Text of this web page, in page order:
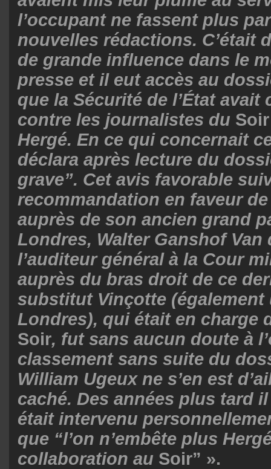
l’occupant ne fassent plus
nouvelles rédactions. C’était
de grande influence dans le
presse et il eut accès au
que la Sécurité de l’État avait
contre les journalistes du Soir
Hergé. En ce qui concernait
déclara après lecture du
grave”. Cet avis favorable
recommandation en faveur
auprès de son ancien grand
Londres, Walter Ganshof Van
l’auditeur général à la Cour
auprès du bras droit de ce
substitut Vinçotte (également
Londres), qui était en charge
Soir, fut sans aucun doute à
classement sans suite du
William Ugeux ne s’en est
caché. Des années plus tard
était intervenu
que “l’on n’embête plus
collaboration au Soir” ».